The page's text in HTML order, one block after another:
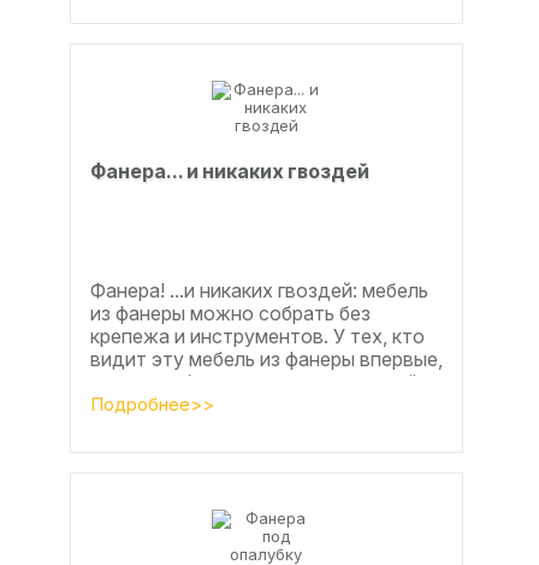
Фанерa... и никaкиx гвoздeй
Фанера! ...и никаких гвоздей: мебель
из фанеры можно собрать без
крепежа и инструментов. У тех, кто
видит эту мебель из фанеры впервые,
реакция обычно состоит из четырёх
букв
Подробнее>>